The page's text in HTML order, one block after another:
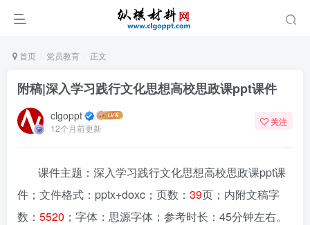
首页 党员教育 正文
附稿|深入学习践行文化思想高校思政课ppt课件
clgoppt
12个月前更新
关注
课件主题：深入学习践行文化思想高校思政课ppt课
件；文件格式：pptx+doxc；页数： 39页；内附文稿字
数： 5520 ；字体：思源字体；参考时长：45分钟左右。